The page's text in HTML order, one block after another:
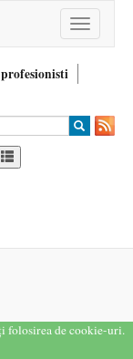
Toggle
navigation
folosirea de cookie-uri.